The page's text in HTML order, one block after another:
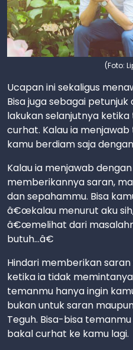
(Foto:
Ucapan ini sekaligus
Bisa juga sebagai
lakukan selanjutnya
curhat. Kalau ia
kamu berdiam saja
Kalau ia menjawab
memberikannya saran,
dan sepahammu. Bisa
â€œkalau menurut aku sih,
â€œmelihat dari
butuh...â€
Hindari memberikan
ketika ia tidak
temanmu hanya ingin
bukan untuk saran
Teguh. Bisa-bisa
bakal curhat ke kamu lagi.